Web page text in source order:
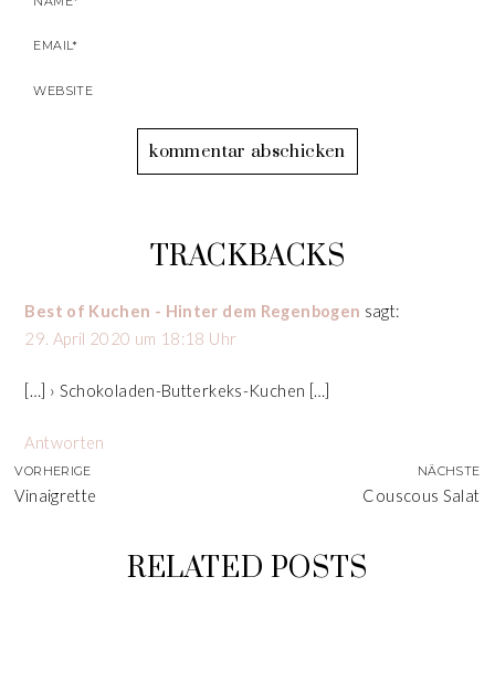
TRACKBACKS
Best of Kuchen - Hinter dem Regenbogen sagt:
29. April 2020 um 18:18 Uhr
[…] › Schokoladen-Butterkeks-Kuchen […]
Antworten
VORHERIGE
Vinaigrette
NÄCHSTE
Couscous Salat
RELATED POSTS